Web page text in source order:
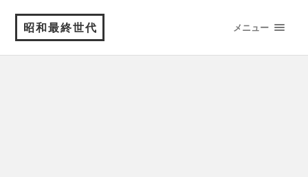
昭和最終世代 メニュー